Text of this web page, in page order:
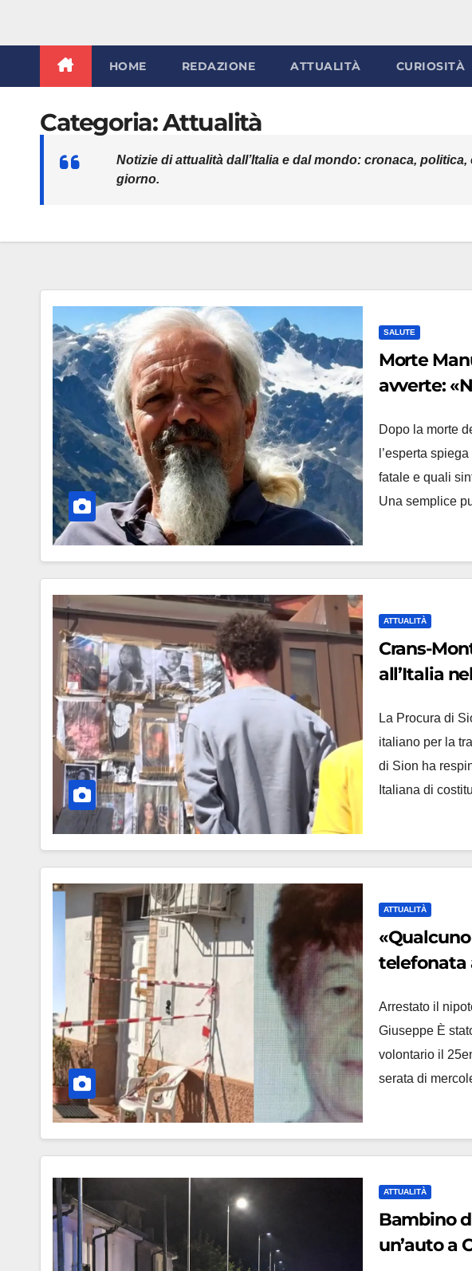
HOME REDAZIONE ATTUALITÀ CURIOSITÀ
Categoria:Attualità
Notizie di attualità dall’Italia e dal mondo: cronaca,
giorno.
SALUTE
Morte
avverte:
Dopo la morte
l’esperta
fatale e quali
Una semplice
ATTUALITÀ
Crans-
all’Italia
parte civile
La Procura di
italiano per la
di Sion ha
Italiana di
ATTUALITÀ
telefonata
nonna ad
Arrestato il
Giuseppe È
volontario il
serata di
ATTUALITÀ
Bambino
un’auto a